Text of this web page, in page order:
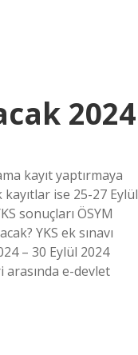
2024
kayıt yaptırmaya
ise 25-27 Eylül
sonuçları ÖSYM
YKS ek sınavı
– 30 Eylül 2024
​​arasında e-devlet